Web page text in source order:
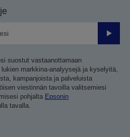
Lähetä
suostut vastaanottamaan
markkina-analyysejä ja kyselyitä,
kampanjoista ja palveluista
viestinnän tavoilla valitsemiesi
pohjalta Epsonin
tavalla.